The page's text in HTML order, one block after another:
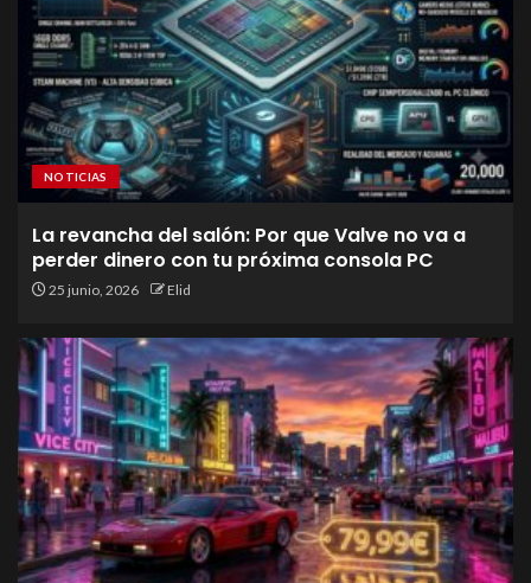
NOTICIAS
La revancha del salón: Por que Valve no va a
perder dinero con tu próxima consola PC
25 junio, 2026 Elid